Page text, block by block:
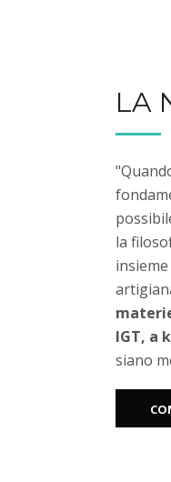
LA
la
IGT, a
siano